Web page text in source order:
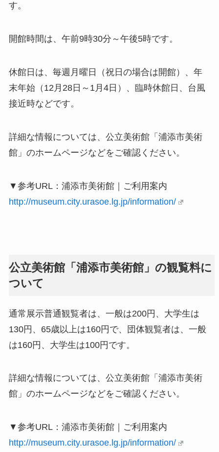
す。
開館時間は、午前9時30分～午後5時です。
休館日は、毎週月曜日（祝日の場合は開館）、年
末年始（12月28日～1月4日）、臨時休館日、台風
接近時などです。
詳細な情報については、公立美術館「浦添市美術
館」のホームページなどをご確認ください。
▼参考URL：浦添市美術館｜ご利用案内
http://museum.city.urasoe.lg.jp/information/
公立美術館「浦添市美術館」の観覧料に
ついて
通常展示普通観覧者は、一般は200円、大学生は
130円、65歳以上は160円で、団体観覧者は、一般
は160円、大学生は100円です。
詳細な情報については、公立美術館「浦添市美術
館」のホームページなどをご確認ください。
▼参考URL：浦添市美術館｜ご利用案内
http://museum.city.urasoe.lg.jp/information/